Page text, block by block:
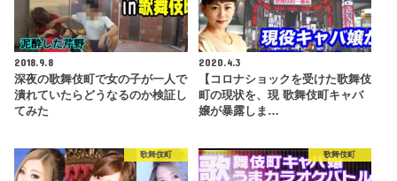
2018.9.8
深夜の歌舞伎町で女の子が一人で
潰れていたらどうなるのか検証し
てみた
2020.4.3
【コロナショックを受けた歌舞伎
町の現状を、現 歌舞伎町キャバ
嬢が暴露しま…
歌舞伎町 歌舞伎町